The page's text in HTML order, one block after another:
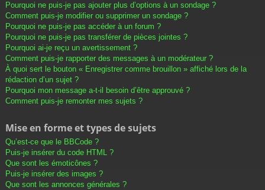
Pourquoi ne puis-je pas ajouter plus d’options à un sondage ?
Comment puis-je modifier ou supprimer un sondage ?
Pourquoi ne puis-je pas accéder à un forum ?
Pourquoi ne puis-je pas transférer de pièces jointes ?
Pourquoi ai-je reçu un avertissement ?
Comment puis-je rapporter des messages à un modérateur ?
À quoi sert le bouton « Enregistrer comme brouillon » affiché lors de la
rédaction d’un sujet ?
Pourquoi mon message a-t-il besoin d’être approuvé ?
Comment puis-je remonter mes sujets ?
Mise en forme et types de sujets
Qu’est-ce que le BBCode ?
Puis-je insérer du code HTML ?
Que sont les émoticônes ?
Puis-je insérer des images ?
Que sont les annonces générales ?